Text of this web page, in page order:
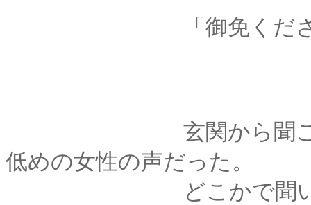
「御免くださ
玄関から聞こえたの
低めの女性の声だった。
どこかで聞いた声だ